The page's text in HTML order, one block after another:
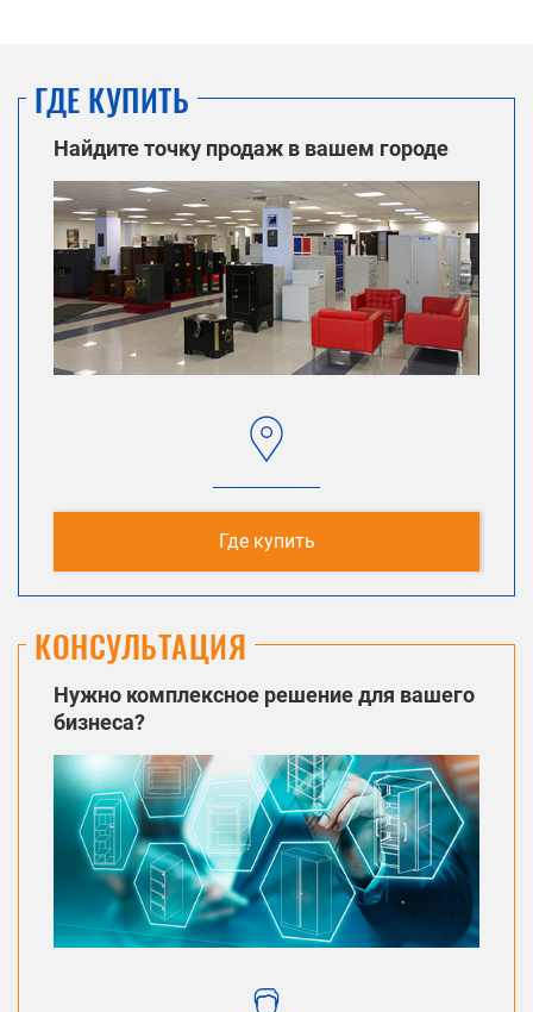
ГДЕ КУПИТЬ
Найдите точку продаж в вашем городе
Где купить
КОНСУЛЬТАЦИЯ
Нужно комплексное решение для вашего
бизнеса?